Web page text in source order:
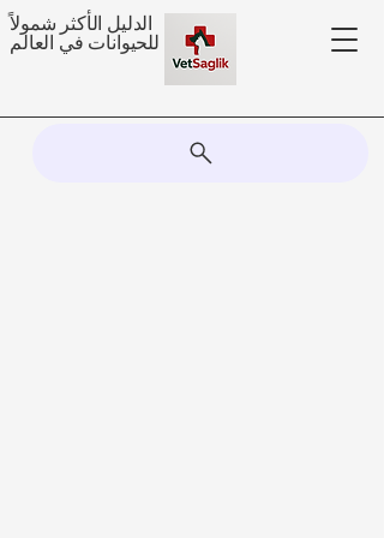
الدليل الأكثر شمولاً
للحيوانات في العالم